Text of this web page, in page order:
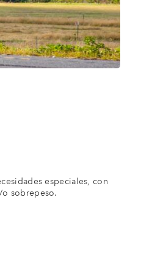
especiales, con
sobrepeso.